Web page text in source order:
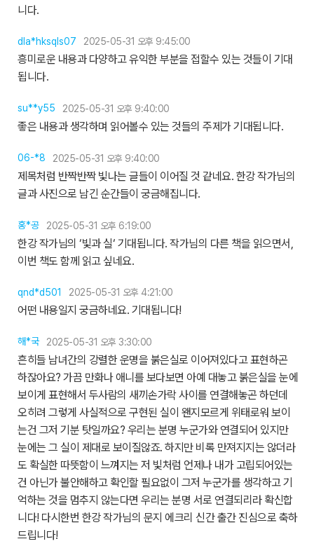
니다.
dla*hksqls07 2025-05-31 오후 9:45:00
흥미로운 내용과 다양하고 유익한 부분을 접할수 있는 것들이 기대
됩니다.
su**y55 2025-05-31 오후 9:40:00
좋은 내용과 생각하며 읽어볼수 있는 것들의 주제가 기대됩니다.
06-*8 2025-05-31 오후 9:40:00
제목처럼 반짝반짝 빛나는 글들이 이어질 것 같네요. 한강 작가님의
글과 사진으로 남긴 순간들이 궁금해집니다.
홍*공 2025-05-31 오후 6:19:00
한강 작가님의 ‘빛과 실‘ 기대됩니다. 작가님의 다른 책을 읽으면서,
이번 책도 함께 읽고 싶네요.
qnd*d501 2025-05-31 오후 4:21:00
어떤 내용일지 궁금하네요. 기대됩니다!
해*국 2025-05-31 오후 3:30:00
흔히들 남녀간의 강렬한 운명을 붉은실로 이어져있다고 표현하곤
하잖아요? 가끔 만화나 애니를 보다보면 아예 대놓고 붉은실을 눈에
보이게 표현해서 두사람의 새끼손가락 사이를 연결해놓곤 하던데
오히려 그렇게 사실적으로 구현된 실이 왠지모르게 위태로워 보이
는건 그저 기분 탓일까요? 우리는 분명 누군가와 연결되어 있지만
눈에는 그 실이 제대로 보이질않죠. 하지만 비록 만져지지는 않더라
도 확실한 따뜻함이 느껴지는 저 빛처럼 언제나 내가 고립되어있는
건 아닌가 불안해하고 확인할 필요없이 그저 누군가를 생각하고 기
억하는 것을 멈추지 않는다면 우리는 분명 서로 연결되리라 확신합
니다! 다시한번 한강 작가님의 문지 에크리 신간 출간 진심으로 축하
드립니다!